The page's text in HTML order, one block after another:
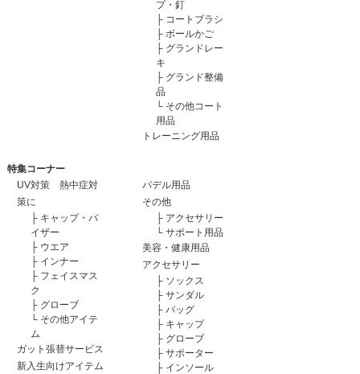
プ・釘
├ コートブラシ
├ ボールかご
├ グランドレー
キ
├ グランド整備
品
└ その他コート
用品
トレーニング用品
特集コーナー
UV対策 熱中症対
策に
├ キャップ・バ
イザー
├ ウエア
├ インナー
├ フェイスマス
ク
├ グローブ
└ その他アイテ
ム
ガット張替サービス
新入生向けアイテム
パデル用品
その他
├ アクセサリー
└ サポート用品
美容・健康用品
アクセサリー
├ ソックス
├ サンダル
├ バッグ
├ キャップ
├ グローブ
├ サポーター
├ インソール